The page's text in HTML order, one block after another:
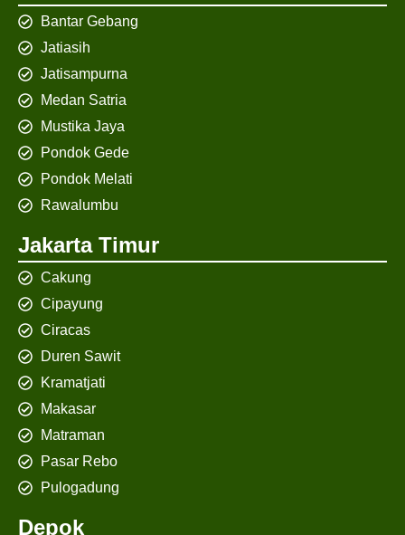
Bantar Gebang
Jatiasih
Jatisampurna
Medan Satria
Mustika Jaya
Pondok Gede
Pondok Melati
Rawalumbu
Jakarta Timur
Cakung
Cipayung
Ciracas
Duren Sawit
Kramatjati
Makasar
Matraman
Pasar Rebo
Pulogadung
Depok